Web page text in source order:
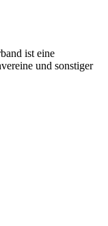
ist eine
und sonstiger